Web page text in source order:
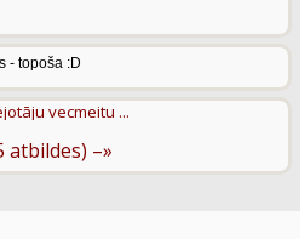
- topoša :D
vecmeitu ...
atbildes) –»